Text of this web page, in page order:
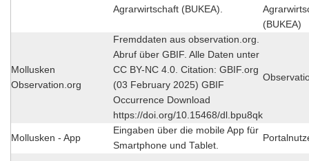
Agrarwirtschaft (BUKEA).
(BUKEA)
Mollusken
Observation.org
Fremddaten aus observation.org.
Abruf über GBIF. Alle Daten unter
CC BY-NC 4.0. Citation: GBIF.org
(03 February 2025) GBIF
Occurrence Download
https://doi.org/10.15468/dl.bpu8qk
Mollusken - App
Eingaben über die mobile App für
Smartphone und Tablet.